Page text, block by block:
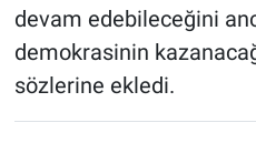
devam edebileceğini
demokrasinin
sözlerine ekledi.